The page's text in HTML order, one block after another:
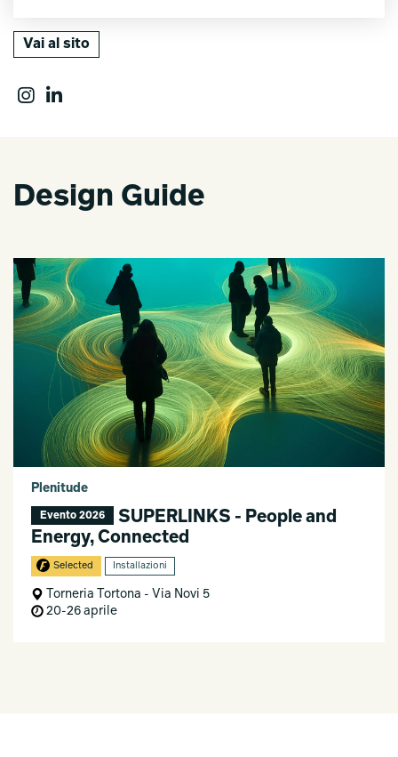
Vai al sito
Design Guide
Plenitude
Evento 2026
SUPERLINKS - People and
Energy, Connected
Selected Installazioni
Torneria Tortona - Via Novi 5
20-26 aprile